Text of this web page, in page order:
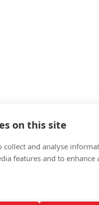
on this site
collect and analyse
features and to enhance